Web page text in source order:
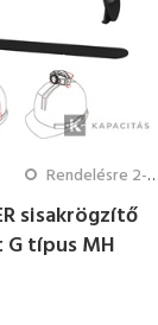
Rendelésre 2-3 hét
sisakrögzítő
típus MH